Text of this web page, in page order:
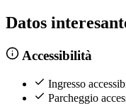
Datos
Accessibilità
Ingresso
Parcheggio